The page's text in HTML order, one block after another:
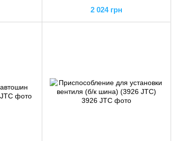
2 024 грн